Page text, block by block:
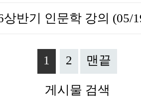
1 2 맨끝
게시물 검색